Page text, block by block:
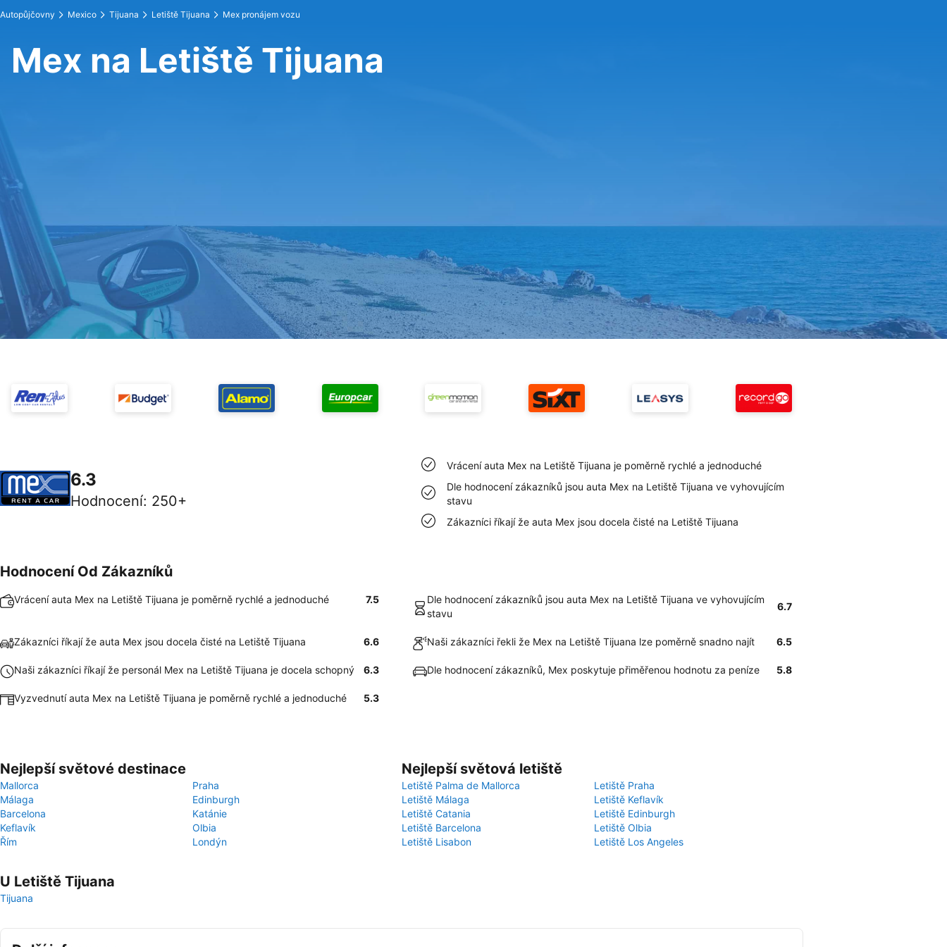
Autopůjčovny Mexico Tijuana Letiště Tijuana Mex pronájem vozu
Mex na Letiště Tijuana
6.3
Hodnocení: 250+
Vrácení auta Mex na Letiště Tijuana je poměrně rychlé a jednoduché
Dle hodnocení zákazníků jsou auta Mex na Letiště Tijuana ve vyhovujícím
stavu
Zákazníci říkají že auta Mex jsou docela čisté na Letiště Tijuana
Hodnocení Od Zákazníků
Vrácení auta Mex na Letiště Tijuana je poměrně rychlé a jednoduché 7.5
Dle hodnocení zákazníků jsou auta Mex na Letiště Tijuana ve vyhovujícím
stavu
6.7
Zákazníci říkají že auta Mex jsou docela čisté na Letiště Tijuana 6.6 Naši zákazníci řekli že Mex na Letiště Tijuana lze poměrně snadno najít 6.5
Naši zákazníci říkají že personál Mex na Letiště Tijuana je docela schopný 6.3 Dle hodnocení zákazníků, Mex poskytuje přiměřenou hodnotu za peníze 5.8
Vyzvednutí auta Mex na Letiště Tijuana je poměrně rychlé a jednoduché 5.3
Nejlepší světové destinace
Mallorca
Praha
Málaga
Edinburgh
Barcelona
Katánie
Keflavík
Olbia
Řím
Londýn
Nejlepší světová letiště
Letiště Palma de Mallorca
Letiště Praha
Letiště Málaga
Letiště Keflavík
Letiště Catania
Letiště Edinburgh
Letiště Barcelona
Letiště Olbia
Letiště Lisabon
Letiště Los Angeles
U Letiště Tijuana
Tijuana